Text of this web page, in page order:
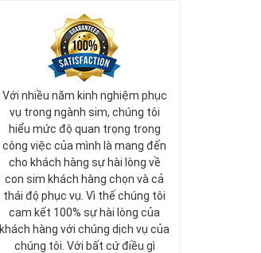
Với nhiều năm kinh nghiệm phục
vụ trong ngành sim, chúng tôi
hiểu mức độ quan trọng trong
công việc của mình là mang đến
cho khách hàng sự hài lòng về
con sim khách hàng chọn và cả
thái độ phục vụ. Vì thế chúng tôi
cam kết 100% sự hài lòng của
khách hàng với chúng dịch vụ của
chúng tôi. Với bất cứ điều gì